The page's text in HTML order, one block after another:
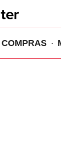
COMPRAS